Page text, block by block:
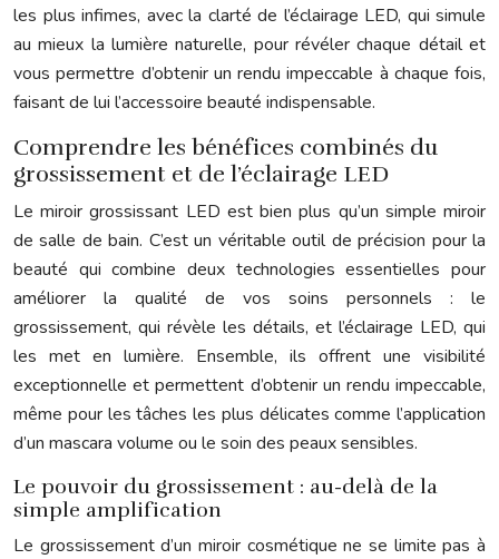
les plus infimes, avec la clarté de l’éclairage LED, qui simule
au mieux la lumière naturelle, pour révéler chaque détail et
vous permettre d’obtenir un rendu impeccable à chaque fois,
faisant de lui l’accessoire beauté indispensable.
Comprendre les bénéfices combinés du
grossissement et de l’éclairage LED
Le miroir grossissant LED est bien plus qu’un simple miroir
de salle de bain. C’est un véritable outil de précision pour la
beauté qui combine deux technologies essentielles pour
améliorer la qualité de vos soins personnels : le
grossissement, qui révèle les détails, et l’éclairage LED, qui
les met en lumière. Ensemble, ils offrent une visibilité
exceptionnelle et permettent d’obtenir un rendu impeccable,
même pour les tâches les plus délicates comme l’application
d’un mascara volume ou le soin des peaux sensibles.
Le pouvoir du grossissement : au-delà de la
simple amplification
Le grossissement d’un miroir cosmétique ne se limite pas à